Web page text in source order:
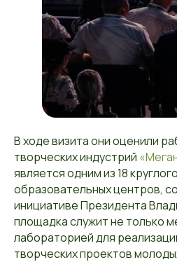
В ходе визита они оценили
творческих индустрий
является одним из 18
образовательных центров,
инициативе Президента
площадка служит не только
лабораторией для
творческих проектов